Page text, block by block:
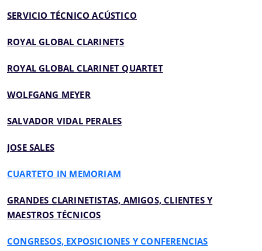
SERVICIO TÉCNICO ACÚSTICO
ROYAL GLOBAL CLARINETS
ROYAL GLOBAL CLARINET QUARTET
WOLFGANG MEYER
SALVADOR VIDAL PERALES
JOSE SALES
CUARTETO IN MEMORIAM
GRANDES CLARINETISTAS, AMIGOS, CLIENTES Y
MAESTROS TÉCNICOS
CONGRESOS, EXPOSICIONES Y CONFERENCIAS